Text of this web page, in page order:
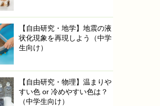
【自由研究・地学】地震の液
状化現象を再現しよう（中学
生向け）
【自由研究・物理】温まりや
すい色 or 冷めやすい色は？
（中学生向け）